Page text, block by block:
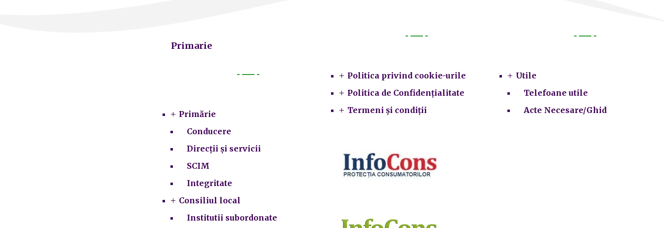
Primarie
Primărie
Conducere
Direcții și servicii
SCIM
Integritate
Consiliul local
Institutii subordonate
Politica privind cookie-urile
Politica de Confidențialitate
Termeni și condiții
Utile
Telefoane utile
Acte Necesare/Ghid